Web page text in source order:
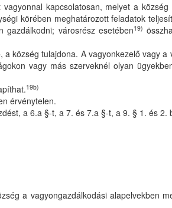
kapcsolatosan, melyet a
körében meghatározott feladatok
gazdálkodni; városrész esetében19)
község tulajdona. A vagyonkezelő vagy
vagy más szerveknél olyan
19b)
érvénytelen.
a 6.a §-t, a 7. és 7.a §-t, a 9. § 1. és 2.
a vagyongazdálkodási alapelvekben